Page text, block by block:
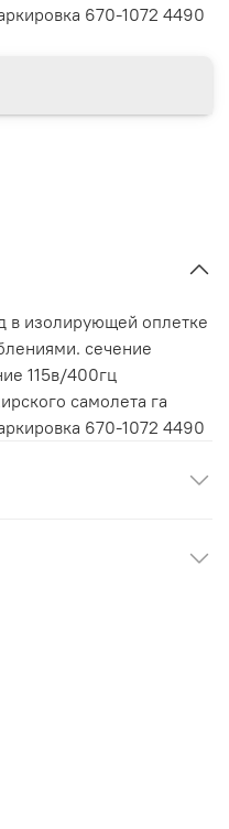
670-1072 4490
изолирующей оплетке
сечение
115в/400гц
самолета га
670-1072 4490